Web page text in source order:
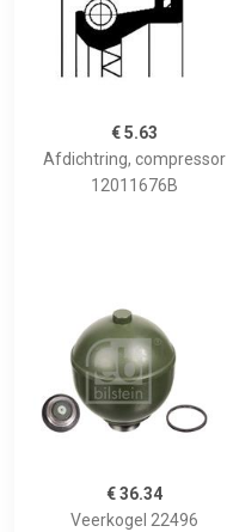
€ 5.63
Afdichtring, compressor
12011676B
€ 36.34
Veerkogel 22496